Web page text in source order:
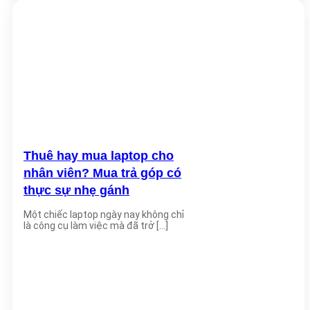
Thuê hay mua laptop cho
nhân viên? Mua trả góp có
thực sự nhẹ gánh
Một chiếc laptop ngày nay không chỉ
là công cụ làm việc mà đã trở [...]